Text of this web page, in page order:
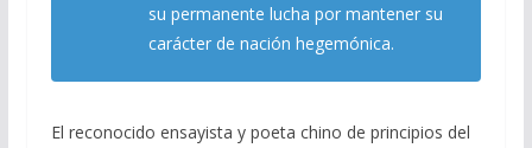
su permanente lucha por mantener su
carácter de nación hegemónica.
El reconocido ensayista y poeta chino de principios del